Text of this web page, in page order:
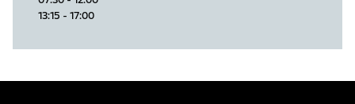
13:15 - 17:00